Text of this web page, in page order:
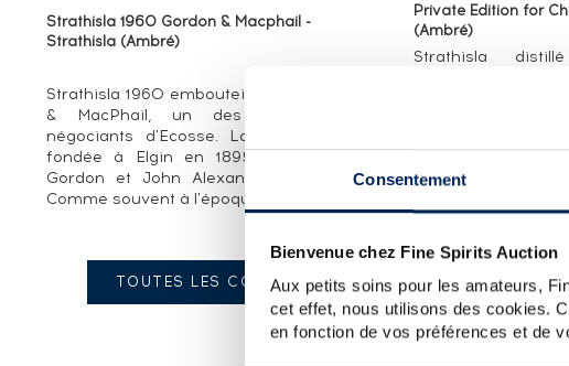
Consentement
Bienvenue chez Fine Spirits Auction
Aux petits soins pour les amateurs,
cet effet, nous utilisons des cookies.
en fonction de vos préférences et de
Strathisla 1960 Gordon & Macphail -
Strathisla (Ambré)
Strathisla 1960 embouteillé par Gordon
& MacPhail, un des plus vieux
négociants d'Ecosse. La maison est
fondée à Elgin en 1895 par James
Gordon et John Alexander Macphail.
Comme souvent à l'époque, c'...
TOUTES LES COTES
Private Edition for
(Ambré)
Strathisla
TOUTES